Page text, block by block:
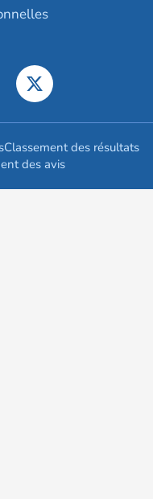
Classement des résultats
des avis